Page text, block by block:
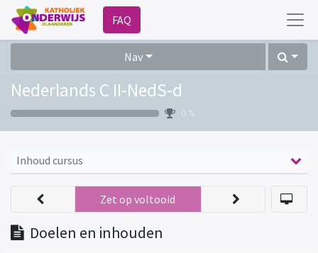
FAQ
Nav
Nederlands C II-NedS-d
0 %
Inhoud cursus
Doelen en inhouden
Zet op voltooid